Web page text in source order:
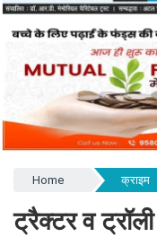
Home क्राइम
ट्रैक्टर व